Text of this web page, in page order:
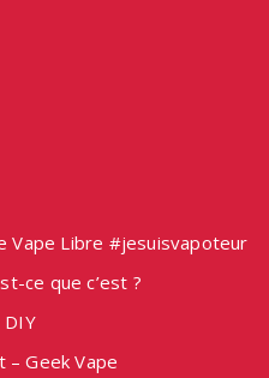
Vape Libre #jesuisvapoteur
ce que c’est ?
– Geek Vape